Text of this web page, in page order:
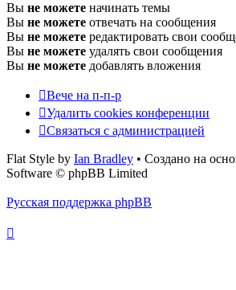
Вы не можете начинать темы
Вы не можете отвечать на сообщения
Вы не можете редактировать свои
Вы не можете удалять свои сообщения
Вы не можете добавлять вложения
Вече на п-п-р
Удалить cookies конференции
Связаться с администрацией
Flat Style by Ian Bradley • Создано на
Software © phpBB Limited
Русская поддержка phpBB